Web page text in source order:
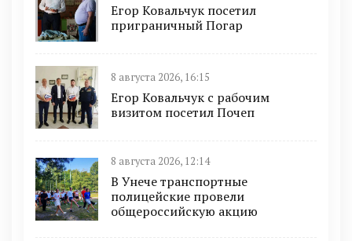
Егор Ковальчук посетил
приграничный Погар
8 августа 2026, 16:15
Егор Ковальчук с рабочим
визитом посетил Почеп
8 августа 2026, 12:14
В Унече транспортные
полицейские провели
общероссийскую акцию